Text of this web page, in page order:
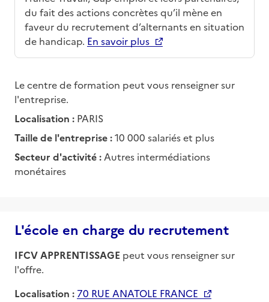
du fait des actions concrètes qu’il mène en
faveur du recrutement d’alternants en situation
de handicap. En savoir plus
Le centre de formation peut vous renseigner sur
l'entreprise.
Localisation : PARIS
Taille de l'entreprise :10 000 salariés et plus
Secteur d'activité : Autres intermédiations
monétaires
L'école en charge du recrutement
IFCV APPRENTISSAGE peut vous renseigner sur
l'offre.
Localisation : 70 RUE ANATOLE FRANCE